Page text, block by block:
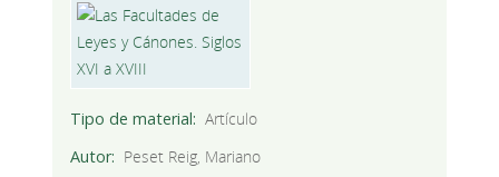
Tipo de material
Artículo
Autor
Peset Reig, Mariano